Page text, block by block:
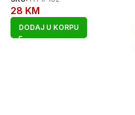
28 KM
DODAJ U KORPU